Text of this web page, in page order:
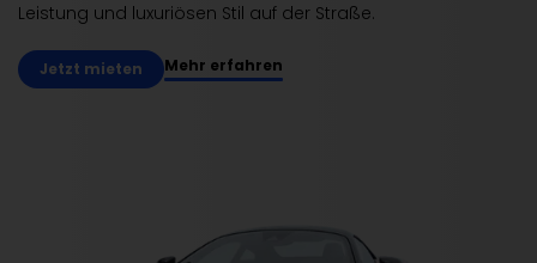
Leistung und luxuriösen Stil auf der Straße.
Jetzt mieten Mehr erfahren